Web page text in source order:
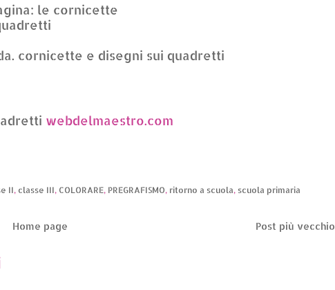
le cornicette
cornicette e disegni sui quadretti
webdelmaestro.com
II, classe III, COLORARE, PREGRAFISMO, ritorno a scuola, scuola primaria
Post più vecchio
Home page